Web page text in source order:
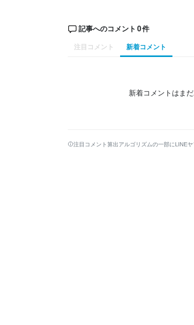
記事へのコメント 0件
注目コメント 新着コメント
新着コメントはまだ
注目コメント算出アルゴリズムの一部にLINE